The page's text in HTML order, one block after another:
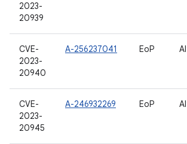
2023-
20939
CVE-
2023-
20940
A-256237041 EoP
CVE-
2023-
20945
A-246932269 EoP